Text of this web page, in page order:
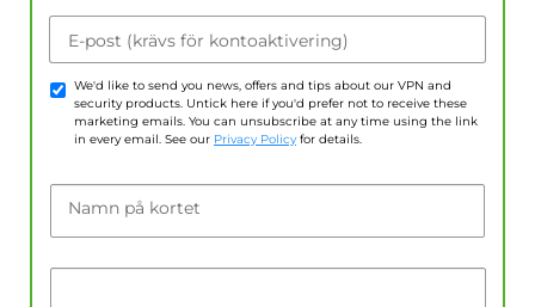
E-post (krävs för kontoaktivering)
We'd like to send you news, offers and tips about our VPN and
security products. Untick here if you'd prefer not to receive these
marketing emails. You can unsubscribe at any time using the link
in every email. See our Privacy Policy for details.
Namn på kortet